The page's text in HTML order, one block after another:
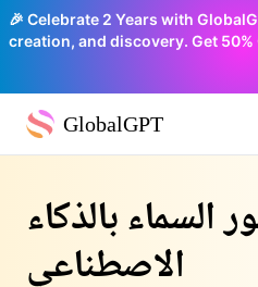
🎉 Celebrate 2 Years with
creation, and discovery. Get 50%
GlobalGPT
السماء بالذكاء
الاصطناعي